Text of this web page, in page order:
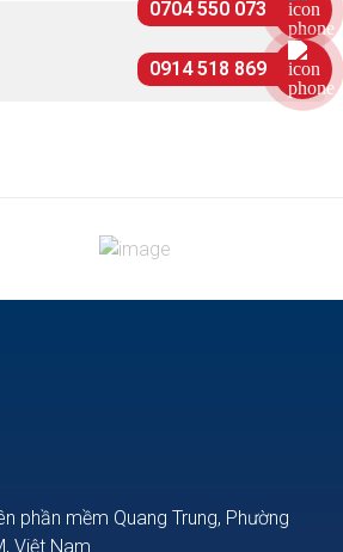
0704 550 073
0914 518 869
phần mềm Quang Trung, Phường
Việt Nam